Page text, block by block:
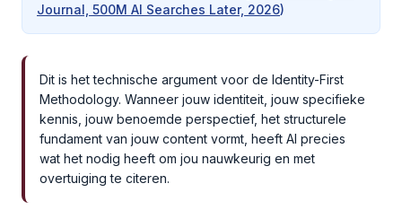
Journal, 500M AI Searches Later, 2026)
Dit is het technische argument voor de Identity-First
Methodology. Wanneer jouw identiteit, jouw specifieke
kennis, jouw benoemde perspectief, het structurele
fundament van jouw content vormt, heeft AI precies
wat het nodig heeft om jou nauwkeurig en met
overtuiging te citeren.